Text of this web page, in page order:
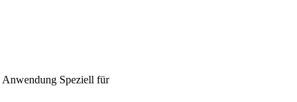
Anwendung Speziell für